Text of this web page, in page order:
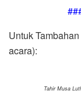
Untuk
acara):
Tahir Musa